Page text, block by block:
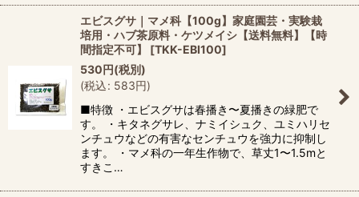
エビスグサ｜マメ科【100g】家庭園芸・実験栽
培用・ハブ茶原料・ケツメイシ【送料無料】【時
間指定不可】
[TKK-EBI100]
530円(税別)
(税込: 583円)
■特徴 ・エビスグサは春播き〜夏播きの緑肥で
す。 ・キタネグサレ、ナミイシュク、ユミハリセ
ンチュウなどの有害なセンチュウを強力に抑制し
ます。 ・マメ科の一年生作物で、草丈1〜1.5mと
すきこ…